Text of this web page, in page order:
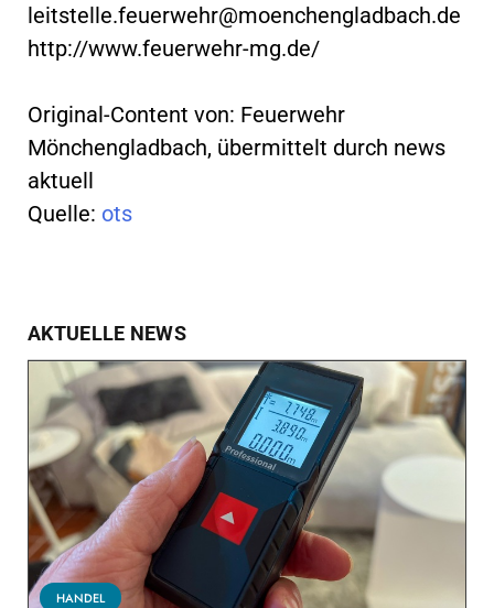
leitstelle.feuerwehr@moenchengladbach.de
http://www.feuerwehr-mg.de/
Original-Content von: Feuerwehr
Mönchengladbach, übermittelt durch news
aktuell
Quelle: ots
AKTUELLE NEWS
HANDEL